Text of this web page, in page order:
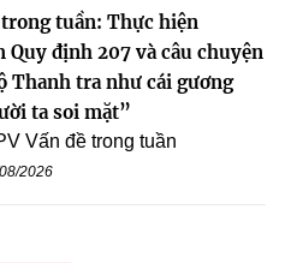
trong tuần: Thực hiện
Quy định 207 và câu chuyện
Thanh tra như cái gương
ta soi mặt”
Vấn đề trong tuần
2026